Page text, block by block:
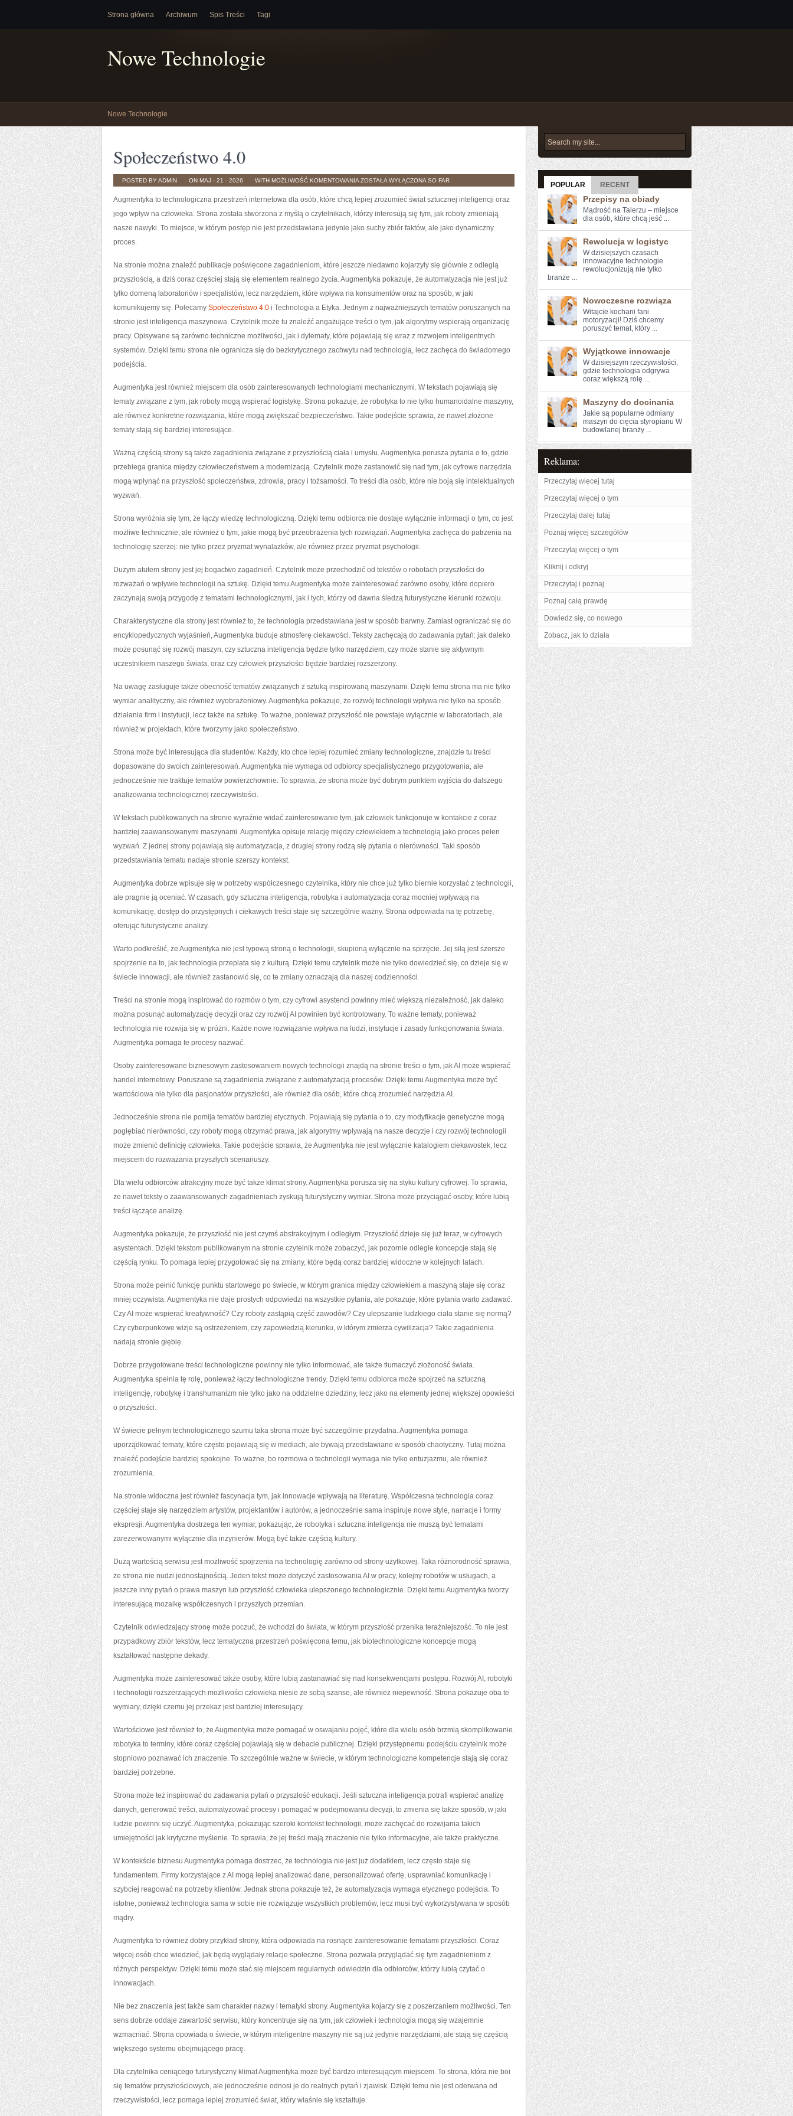
Strona główna Archiwum Spis Treści Tagi
Nowe Technologie
Nowe Technologie
Społeczeństwo 4.0
POSTED BY ADMIN ON MAJ - 21 - 2026 WITH MOŻLIWOŚĆ KOMENTOWANIA SPOŁECZEŃSTWO
4.0
ZOSTAŁA WYŁĄCZONA SO FAR
Augmentyka to technologiczna przestrzeń internetowa dla osób, które chcą lepiej zrozumieć świat sztucznej inteligencji oraz
jego wpływ na człowieka. Strona została stworzona z myślą o czytelnikach, którzy interesują się tym, jak roboty zmieniają
nasze nawyki. To miejsce, w którym postęp nie jest przedstawiana jedynie jako suchy zbiór faktów, ale jako dynamiczny
proces.
Na stronie można znaleźć publikacje poświęcone zagadnieniom, które jeszcze niedawno kojarzyły się głównie z odległą
przyszłością, a dziś coraz częściej stają się elementem realnego życia. Augmentyka pokazuje, że automatyzacja nie jest już
tylko domeną laboratoriów i specjalistów, lecz narzędziem, które wpływa na konsumentów oraz na sposób, w jaki
komunikujemy się. Polecamy Społeczeństwo 4.0 i Technologia a Etyka. Jednym z najważniejszych tematów poruszanych na
stronie jest inteligencja maszynowa. Czytelnik może tu znaleźć angażujące treści o tym, jak algorytmy wspierają organizację
pracy. Opisywane są zarówno techniczne możliwości, jak i dylematy, które pojawiają się wraz z rozwojem inteligentnych
systemów. Dzięki temu strona nie ogranicza się do bezkrytycznego zachwytu nad technologią, lecz zachęca do świadomego
podejścia.
Augmentyka jest również miejscem dla osób zainteresowanych technologiami mechanicznymi. W tekstach pojawiają się
tematy związane z tym, jak roboty mogą wspierać logistykę. Strona pokazuje, że robotyka to nie tylko humanoidalne maszyny,
ale również konkretne rozwiązania, które mogą zwiększać bezpieczeństwo. Takie podejście sprawia, że nawet złożone
tematy stają się bardziej interesujące.
Ważną częścią strony są także zagadnienia związane z przyszłością ciała i umysłu. Augmentyka porusza pytania o to, gdzie
przebiega granica między człowieczeństwem a modernizacją. Czytelnik może zastanowić się nad tym, jak cyfrowe narzędzia
mogą wpłynąć na przyszłość społeczeństwa, zdrowia, pracy i tożsamości. To treści dla osób, które nie boją się intelektualnych
wyzwań.
Strona wyróżnia się tym, że łączy wiedzę technologiczną. Dzięki temu odbiorca nie dostaje wyłącznie informacji o tym, co jest
możliwe technicznie, ale również o tym, jakie mogą być przeobrażenia tych rozwiązań. Augmentyka zachęca do patrzenia na
technologię szerzej: nie tylko przez pryzmat wynalazków, ale również przez pryzmat psychologii.
Dużym atutem strony jest jej bogactwo zagadnień. Czytelnik może przechodzić od tekstów o robotach przyszłości do
rozważań o wpływie technologii na sztukę. Dzięki temu Augmentyka może zainteresować zarówno osoby, które dopiero
zaczynają swoją przygodę z tematami technologicznymi, jak i tych, którzy od dawna śledzą futurystyczne kierunki rozwoju.
Charakterystyczne dla strony jest również to, że technologia przedstawiana jest w sposób barwny. Zamiast ograniczać się do
encyklopedycznych wyjaśnień, Augmentyka buduje atmosferę ciekawości. Teksty zachęcają do zadawania pytań: jak daleko
może posunąć się rozwój maszyn, czy sztuczna inteligencja będzie tylko narzędziem, czy może stanie się aktywnym
uczestnikiem naszego świata, oraz czy człowiek przyszłości będzie bardziej rozszerzony.
Na uwagę zasługuje także obecność tematów związanych z sztuką inspirowaną maszynami. Dzięki temu strona ma nie tylko
wymiar analityczny, ale również wyobrażeniowy. Augmentyka pokazuje, że rozwój technologii wpływa nie tylko na sposób
działania firm i instytucji, lecz także na sztukę. To ważne, ponieważ przyszłość nie powstaje wyłącznie w laboratoriach, ale
również w projektach, które tworzymy jako społeczeństwo.
Strona może być interesująca dla studentów. Każdy, kto chce lepiej rozumieć zmiany technologiczne, znajdzie tu treści
dopasowane do swoich zainteresowań. Augmentyka nie wymaga od odbiorcy specjalistycznego przygotowania, ale
jednocześnie nie traktuje tematów powierzchownie. To sprawia, że strona może być dobrym punktem wyjścia do dalszego
analizowania technologicznej rzeczywistości.
W tekstach publikowanych na stronie wyraźnie widać zainteresowanie tym, jak człowiek funkcjonuje w kontakcie z coraz
bardziej zaawansowanymi maszynami. Augmentyka opisuje relację między człowiekiem a technologią jako proces pełen
wyzwań. Z jednej strony pojawiają się automatyzacja, z drugiej strony rodzą się pytania o nierówności. Taki sposób
przedstawiania tematu nadaje stronie szerszy kontekst.
Augmentyka dobrze wpisuje się w potrzeby współczesnego czytelnika, który nie chce już tylko biernie korzystać z technologii,
ale pragnie ją oceniać. W czasach, gdy sztuczna inteligencja, robotyka i automatyzacja coraz mocniej wpływają na
komunikację, dostęp do przystępnych i ciekawych treści staje się szczególnie ważny. Strona odpowiada na tę potrzebę,
oferując futurystyczne analizy.
Warto podkreślić, że Augmentyka nie jest typową stroną o technologii, skupioną wyłącznie na sprzęcie. Jej siłą jest szersze
spojrzenie na to, jak technologia przeplata się z kulturą. Dzięki temu czytelnik może nie tylko dowiedzieć się, co dzieje się w
świecie innowacji, ale również zastanowić się, co te zmiany oznaczają dla naszej codzienności.
Treści na stronie mogą inspirować do rozmów o tym, czy cyfrowi asystenci powinny mieć większą niezależność, jak daleko
można posunąć automatyzację decyzji oraz czy rozwój AI powinien być kontrolowany. To ważne tematy, ponieważ
technologia nie rozwija się w próżni. Każde nowe rozwiązanie wpływa na ludzi, instytucje i zasady funkcjonowania świata.
Augmentyka pomaga te procesy nazwać.
Osoby zainteresowane biznesowym zastosowaniem nowych technologii znajdą na stronie treści o tym, jak AI może wspierać
handel internetowy. Poruszane są zagadnienia związane z automatyzacją procesów. Dzięki temu Augmentyka może być
wartościowa nie tylko dla pasjonatów przyszłości, ale również dla osób, które chcą zrozumieć narzędzia AI.
Jednocześnie strona nie pomija tematów bardziej etycznych. Pojawiają się pytania o to, czy modyfikacje genetyczne mogą
pogłębiać nierówności, czy roboty mogą otrzymać prawa, jak algorytmy wpływają na nasze decyzje i czy rozwój technologii
może zmienić definicję człowieka. Takie podejście sprawia, że Augmentyka nie jest wyłącznie katalogiem ciekawostek, lecz
miejscem do rozważania przyszłych scenariuszy.
Dla wielu odbiorców atrakcyjny może być także klimat strony. Augmentyka porusza się na styku kultury cyfrowej. To sprawia,
że nawet teksty o zaawansowanych zagadnieniach zyskują futurystyczny wymiar. Strona może przyciągać osoby, które lubią
treści łączące analizę.
Augmentyka pokazuje, że przyszłość nie jest czymś abstrakcyjnym i odległym. Przyszłość dzieje się już teraz, w cyfrowych
asystentach. Dzięki tekstom publikowanym na stronie czytelnik może zobaczyć, jak pozornie odległe koncepcje stają się
częścią rynku. To pomaga lepiej przygotować się na zmiany, które będą coraz bardziej widoczne w kolejnych latach.
Strona może pełnić funkcję punktu startowego po świecie, w którym granica między człowiekiem a maszyną staje się coraz
mniej oczywista. Augmentyka nie daje prostych odpowiedzi na wszystkie pytania, ale pokazuje, które pytania warto zadawać.
Czy AI może wspierać kreatywność? Czy roboty zastąpią część zawodów? Czy ulepszanie ludzkiego ciała stanie się normą?
Czy cyberpunkowe wizje są ostrzeżeniem, czy zapowiedzią kierunku, w którym zmierza cywilizacja? Takie zagadnienia
nadają stronie głębię.
Dobrze przygotowane treści technologiczne powinny nie tylko informować, ale także tłumaczyć złożoność świata.
Augmentyka spełnia tę rolę, ponieważ łączy technologiczne trendy. Dzięki temu odbiorca może spojrzeć na sztuczną
inteligencję, robotykę i transhumanizm nie tylko jako na oddzielne dziedziny, lecz jako na elementy jednej większej opowieści
o przyszłości.
W świecie pełnym technologicznego szumu taka strona może być szczególnie przydatna. Augmentyka pomaga
uporządkować tematy, które często pojawiają się w mediach, ale bywają przedstawiane w sposób chaotyczny. Tutaj można
znaleźć podejście bardziej spokojne. To ważne, bo rozmowa o technologii wymaga nie tylko entuzjazmu, ale również
zrozumienia.
Na stronie widoczna jest również fascynacja tym, jak innowacje wpływają na literaturę. Współczesna technologia coraz
częściej staje się narzędziem artystów, projektantów i autorów, a jednocześnie sama inspiruje nowe style, narracje i formy
ekspresji. Augmentyka dostrzega ten wymiar, pokazując, że robotyka i sztuczna inteligencja nie muszą być tematami
zarezerwowanymi wyłącznie dla inżynierów. Mogą być także częścią kultury.
Dużą wartością serwisu jest możliwość spojrzenia na technologię zarówno od strony użytkowej. Taka różnorodność sprawia,
że strona nie nudzi jednostajnością. Jeden tekst może dotyczyć zastosowania AI w pracy, kolejny robotów w usługach, a
jeszcze inny pytań o prawa maszyn lub przyszłość człowieka ulepszonego technologicznie. Dzięki temu Augmentyka tworzy
interesującą mozaikę współczesnych i przyszłych przemian.
Czytelnik odwiedzający stronę może poczuć, że wchodzi do świata, w którym przyszłość przenika teraźniejszość. To nie jest
przypadkowy zbiór tekstów, lecz tematyczna przestrzeń poświęcona temu, jak biotechnologiczne koncepcje mogą
kształtować następne dekady.
Augmentyka może zainteresować także osoby, które lubią zastanawiać się nad konsekwencjami postępu. Rozwój AI, robotyki
i technologii rozszerzających możliwości człowieka niesie ze sobą szanse, ale również niepewność. Strona pokazuje oba te
wymiary, dzięki czemu jej przekaz jest bardziej interesujący.
Wartościowe jest również to, że Augmentyka może pomagać w oswajaniu pojęć, które dla wielu osób brzmią skomplikowanie.
robotyka to terminy, które coraz częściej pojawiają się w debacie publicznej. Dzięki przystępnemu podejściu czytelnik może
stopniowo poznawać ich znaczenie. To szczególnie ważne w świecie, w którym technologiczne kompetencje stają się coraz
bardziej potrzebne.
Strona może też inspirować do zadawania pytań o przyszłość edukacji. Jeśli sztuczna inteligencja potrafi wspierać analizę
danych, generować treści, automatyzować procesy i pomagać w podejmowaniu decyzji, to zmienia się także sposób, w jaki
ludzie powinni się uczyć. Augmentyka, pokazując szeroki kontekst technologii, może zachęcać do rozwijania takich
umiejętności jak krytyczne myślenie. To sprawia, że jej treści mają znaczenie nie tylko informacyjne, ale także praktyczne.
W kontekście biznesu Augmentyka pomaga dostrzec, że technologia nie jest już dodatkiem, lecz często staje się
fundamentem. Firmy korzystające z AI mogą lepiej analizować dane, personalizować ofertę, usprawniać komunikację i
szybciej reagować na potrzeby klientów. Jednak strona pokazuje też, że automatyzacja wymaga etycznego podejścia. To
istotne, ponieważ technologia sama w sobie nie rozwiązuje wszystkich problemów, lecz musi być wykorzystywana w sposób
mądry.
Augmentyka to również dobry przykład strony, która odpowiada na rosnące zainteresowanie tematami przyszłości. Coraz
więcej osób chce wiedzieć, jak będą wyglądały relacje społeczne. Strona pozwala przyglądać się tym zagadnieniom z
różnych perspektyw. Dzięki temu może stać się miejscem regularnych odwiedzin dla odbiorców, którzy lubią czytać o
innowacjach.
Nie bez znaczenia jest także sam charakter nazwy i tematyki strony. Augmentyka kojarzy się z poszerzaniem możliwości. Ten
sens dobrze oddaje zawartość serwisu, który koncentruje się na tym, jak człowiek i technologia mogą się wzajemnie
wzmacniać. Strona opowiada o świecie, w którym inteligentne maszyny nie są już jedynie narzędziami, ale stają się częścią
większego systemu obejmującego pracę.
Dla czytelnika ceniącego futurystyczny klimat Augmentyka może być bardzo interesującym miejscem. To strona, która nie boi
się tematów przyszłościowych, ale jednocześnie odnosi je do realnych pytań i zjawisk. Dzięki temu nie jest oderwana od
rzeczywistości, lecz pomaga lepiej zrozumieć świat, który właśnie się kształtuje.
POPULAR RECENT
Przepisy na obiady
Mądrość na Talerzu – miejsce
dla osób, które chcą jeść ...
Rewolucja w logistyc
W dzisiejszych czasach
innowacyjne technologie⁢
rewolucjonizują ⁢nie tylko‍
branże‌ ...
Nowoczesne rozwiąza
Witajcie kochani fani ​
motoryzacji! ⁢Dziś chcemy
poruszyć temat, który ...
Wyjątkowe innowacje
W dzisiejszym rzeczywistości,⁤
gdzie⁣ technologia odgrywa
coraz większą rolę ...
Maszyny do docinania
Jakie są popularne odmiany
maszyn do cięcia styropianu W
budowlanej branży ...
Reklama:
Przeczytaj więcej tutaj
Przeczytaj więcej o tym
Przeczytaj dalej tutaj
Poznaj więcej szczegółów
Przeczytaj więcej o tym
Kliknij i odkryj
Przeczytaj i poznaj
Poznaj całą prawdę
Dowiedz się, co nowego
Zobacz, jak to działa